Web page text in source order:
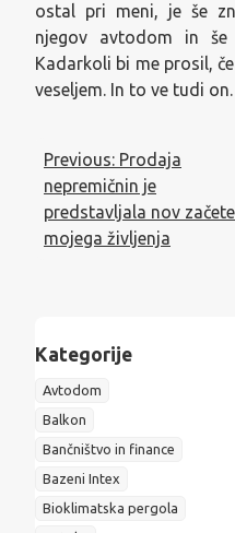
ostal pri meni, je še
njegov avtodom in še
Kadarkoli bi me prosil,
veseljem. In to ve tudi on.
Navigacija
prispevka
Previous: Prodaja
nepremičnin je
predstavljala nov
mojega življenja
Kategorije
Avtodom
Balkon
Bančništvo in finance
Bazeni Intex
Bioklimatska pergola